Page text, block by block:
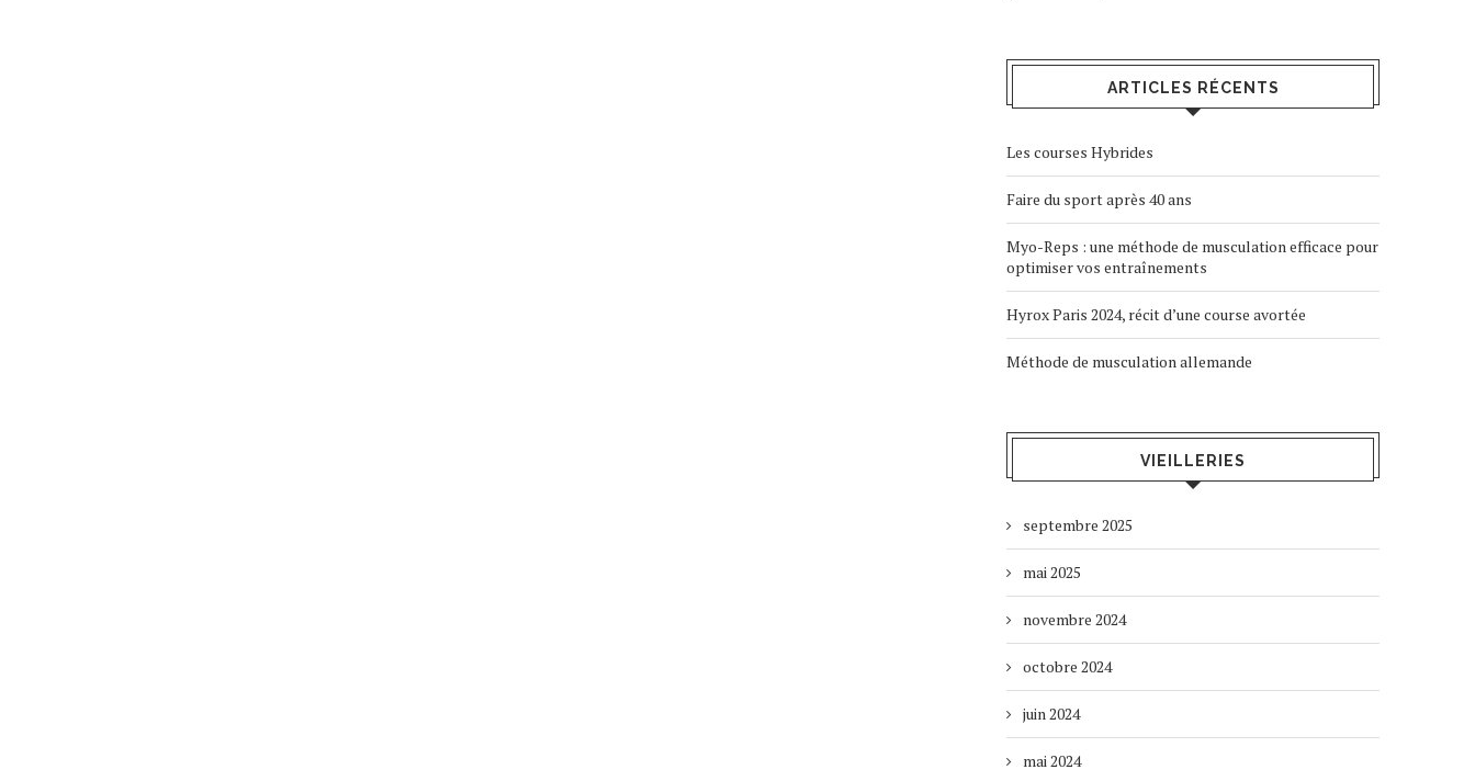
ARTICLES RÉCENTS
Les courses Hybrides
Faire du sport après 40 ans
Myo-Reps : une méthode de musculation efficace pour
optimiser vos entraînements
Hyrox Paris 2024, récit d’une course avortée
Méthode de musculation allemande
VIEILLERIES
septembre 2025
mai 2025
novembre 2024
octobre 2024
juin 2024
mai 2024